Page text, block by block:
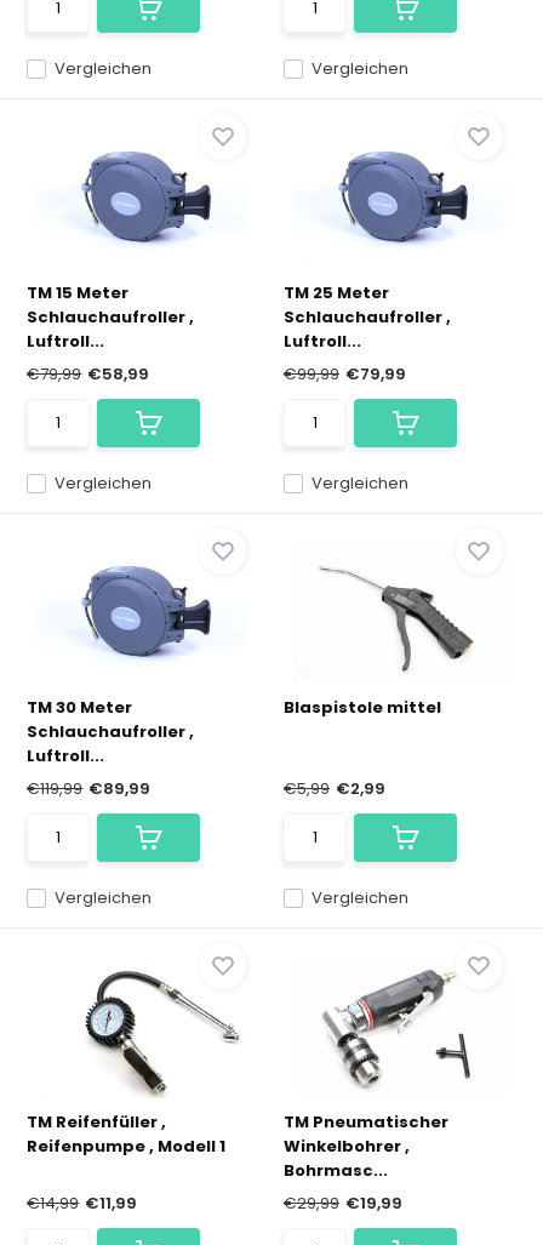
Vergleichen Vergleichen
TM 15 Meter
Schlauchaufroller ,
Luftroll...
Vergleichen
€79,99 €58,99
TM 25 Meter
Schlauchaufroller ,
Luftroll...
Vergleichen
€99,99 €79,99
TM 30 Meter
Schlauchaufroller ,
Luftroll...
Vergleichen
€119,99 €89,99
Blaspistole mittel
Vergleichen
€5,99 €2,99
TM Reifenfüller ,
Reifenpumpe , Modell 1
€14,99 €11,99
TM Pneumatischer
Winkelbohrer ,
Bohrmasc...
€29,99 €19,99